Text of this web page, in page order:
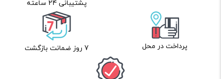
پشتیبانی 24 ساعته
پرداخت در محل 7 روز ضمانت بازگشت